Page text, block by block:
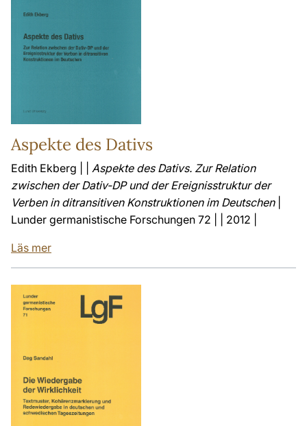
Aspekte des Dativs
Edith Ekberg | | Aspekte des Dativs. Zur Relation
zwischen der Dativ-DP und der Ereignisstruktur der
Verben in ditransitiven Konstruktionen im Deutschen|
Lunder germanistische Forschungen 72 | | 2012 |
Läs mer